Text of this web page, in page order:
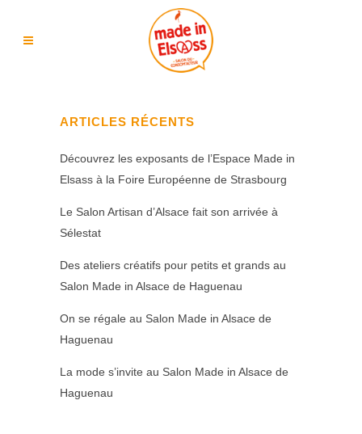
ARTICLES RÉCENTS
Découvrez les exposants de l’Espace Made in
Elsass à la Foire Européenne de Strasbourg
Le Salon Artisan d’Alsace fait son arrivée à
Sélestat
Des ateliers créatifs pour petits et grands au
Salon Made in Alsace de Haguenau
On se régale au Salon Made in Alsace de
Haguenau
La mode s’invite au Salon Made in Alsace de
Haguenau